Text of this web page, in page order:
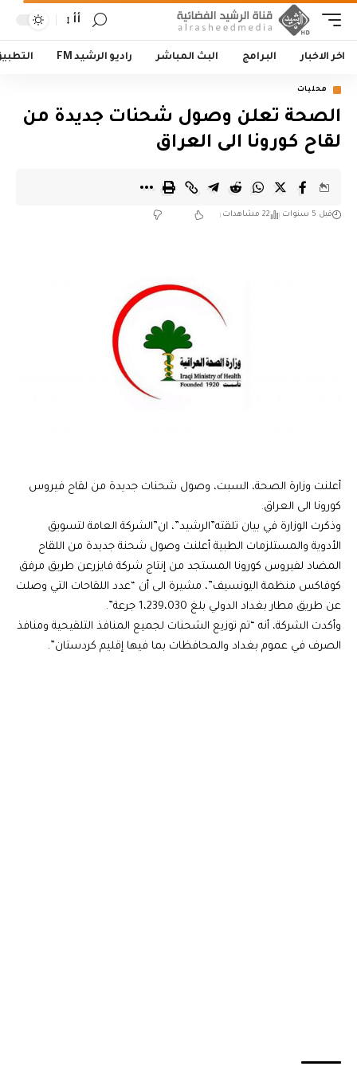
أأ
اخر الاخبار البرامج البث المباشر راديو الرشيد FM
محليات
الصحة تعلن وصول شحنات جديدة من
لقاح كورونا الى العراق
قبل 5 سنوات 22 مشاهدات
أعلنت وزارة الصحة، السبت، وصول شحنات جديدة من لقاح فيروس
كورونا الى العراق.
وذكرت الوزارة في بيان تلقته”الرشيد”، ان”الشركة العامة لتسويق
الأدوية والمستلزمات الطبية أعلنت وصول شحنة جديدة من اللقاح
المضاد لفيروس كورونا المستجد من إنتاج شركة فايزرعن طريق مرفق
كوفاكس منظمة اليونسيف”، مشيرة الى أن “عدد اللقاحات التي وصلت
عن طريق مطار بغداد الدولي بلغ 1،239،030 جرعة”.
وأكدت الشركة، أنه “تم توزيع الشحنات لجميع المنافذ التلقيحية ومنافذ
الصرف في عموم بغداد والمحافظات بما فيها إقليم كردستان”.